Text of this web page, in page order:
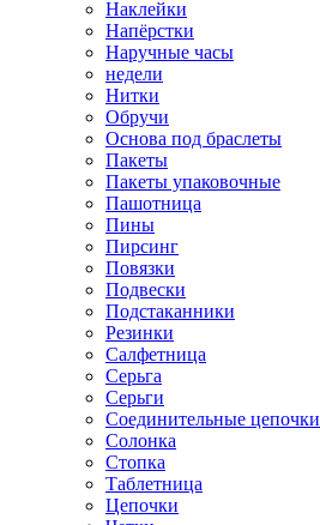
Наклейки
Напёрстки
Наручные часы
недели
Нитки
Обручи
Основа под браслеты
Пакеты
Пакеты упаковочные
Пашотница
Пины
Пирсинг
Повязки
Подвески
Подстаканники
Резинки
Салфетница
Серьга
Серьги
Соединительные цепочки
Солонка
Стопка
Таблетница
Цепочки